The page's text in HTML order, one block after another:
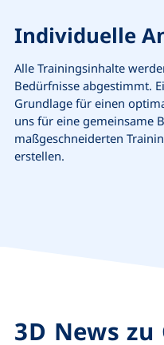
Individuelle
Alle Trainingsinhalte
Bedürfnisse abgestimmt.
Grundlage für einen
uns für eine gemeinsame
maßgeschneiderten
erstellen.
3D News zu